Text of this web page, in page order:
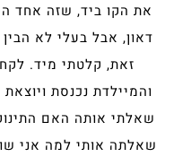
את הקו ביד, שזה אחד
דאון, אבל בעלי לא
זאת, קלטתי מיד.
והמיילדת נכנסת
שאלתי אותה האם
שאלתה אותי למה אני